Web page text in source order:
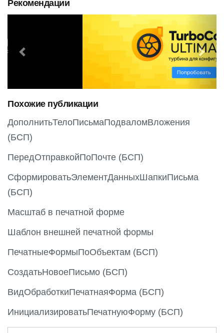
Рекомендации
e
o
u
s
e
x
t
Похожие публикации
ДополнитьТелоПисьмаПодваломВложения
(БСП)
ПередОтправкойПоПочте (БСП)
СформироватьЭлементДанныхШапкиПисьма
(БСП)
Масштаб в печатной форме
Шаблон внешней печатной формы
ПечатныеФормыПоОбъектам (БСП)
СоздатьНовоеПисьмо (БСП)
ВидОбработкиПечатнаяФорма (БСП)
ИнициализироватьПечатнуюФорму (БСП)